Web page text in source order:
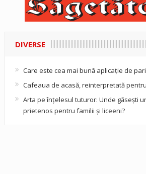
DIVERSE
Care este cea mai bună aplicație de
Cafeaua de acasă, reinterpretată
Arta pe înțelesul tuturor: Unde găsești
prietenos pentru familii și liceeni?